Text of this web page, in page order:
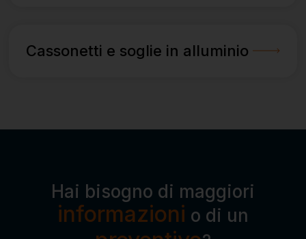
Cassonetti e soglie in alluminio
Hai bisogno di maggiori
informazioni o di un